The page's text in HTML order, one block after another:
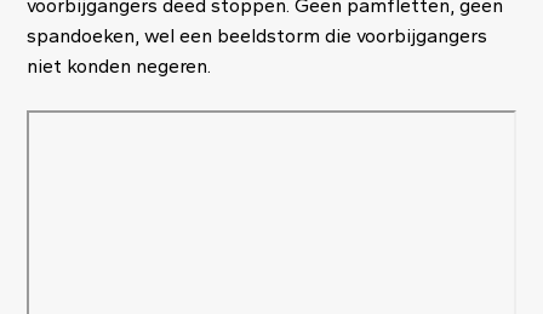
voorbijgangers deed stoppen. Geen pamfletten, geen
spandoeken, wel een beeldstorm die voorbijgangers
niet konden negeren.